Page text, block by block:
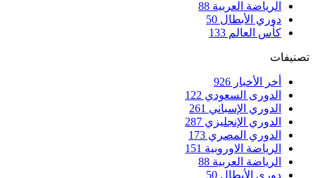
الرياضة العربية 88
دوري الأبطال 50
كأس العالم 133
تصنيفات
أخر الأخبار 926
الدورى السعودي 122
الدوري الإسباني 261
الدوري الإنجليزي 287
الدوري المصري 173
الرياضة الاوروبية 151
الرياضة العربية 88
دوري الأبطال 50